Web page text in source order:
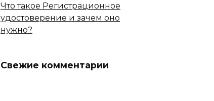
Что такое Регистрационное
удостоверение и зачем оно
нужно?
Свежие комментарии